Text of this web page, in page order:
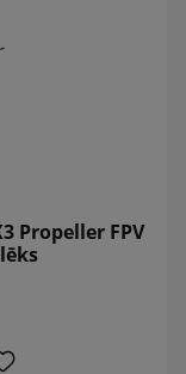
Propeller FPV